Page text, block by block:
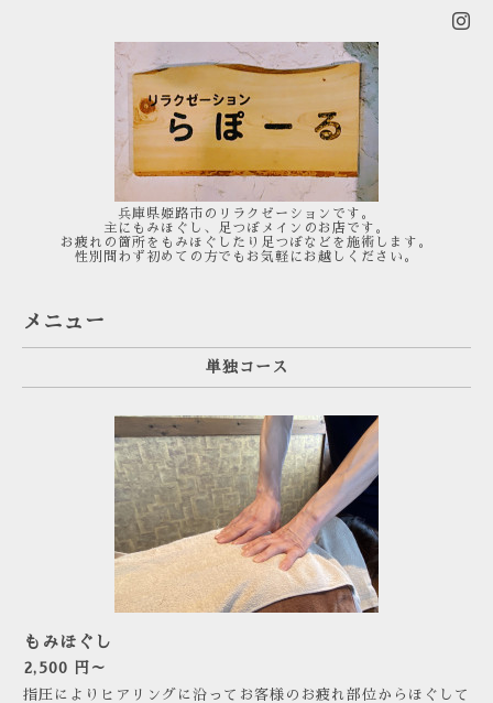
兵庫県姫路市のリラクゼーションです。
主にもみほぐし、足つぼメインのお店です。
お疲れの箇所をもみほぐしたり足つぼなどを施術します。
性別問わず初めての方でもお気軽にお越しください。
メニュー
単独コース
もみほぐし
2,500 円～
指圧によりヒアリングに沿ってお客様のお疲れ部位からほぐして